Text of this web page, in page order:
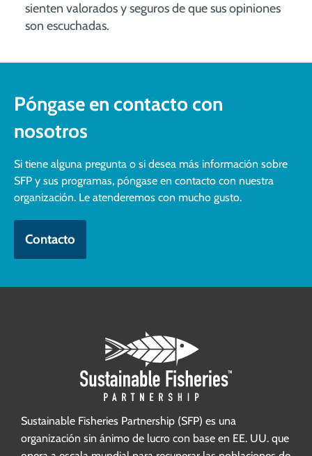
sienten valorados y seguros de que sus opiniones
son escuchadas.
Póngase en contacto con
nosotros
Si tiene alguna pregunta o si desea más información sobre
SFP y sus programas, póngase en contacto con nuestra
organización. Le atenderemos con mucho gusto.
Contacto
Sustainable Fisheries Partnership (SFP) es una
organización sin ánimo de lucro con base en EE. UU. que